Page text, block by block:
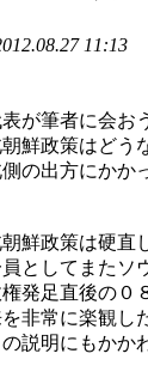
11:13
が筆者に会
鮮政策はど
の出方にか
鮮政策は硬直
としてまた
発足直後の
非常に楽観
説明にもかか